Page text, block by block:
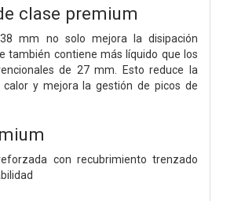
clase premium
mm no solo mejora la disipación
también contiene más líquido que los
de 27 mm. Esto reduce la
calor y mejora la gestión de picos de
con recubrimiento trenzado